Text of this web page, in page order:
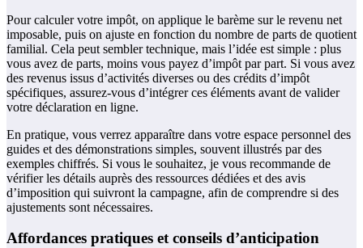
Pour calculer votre impôt, on applique le barème sur le revenu net
imposable, puis on ajuste en fonction du nombre de parts de quotient
familial. Cela peut sembler technique, mais l’idée est simple : plus
vous avez de parts, moins vous payez d’impôt par part. Si vous avez
des revenus issus d’activités diverses ou des crédits d’impôt
spécifiques, assurez-vous d’intégrer ces éléments avant de valider
votre déclaration en ligne.
En pratique, vous verrez apparaître dans votre espace personnel des
guides et des démonstrations simples, souvent illustrés par des
exemples chiffrés. Si vous le souhaitez, je vous recommande de
vérifier les détails auprès des ressources dédiées et des avis
d’imposition qui suivront la campagne, afin de comprendre si des
ajustements sont nécessaires.
Affordances pratiques et conseils d’anticipation